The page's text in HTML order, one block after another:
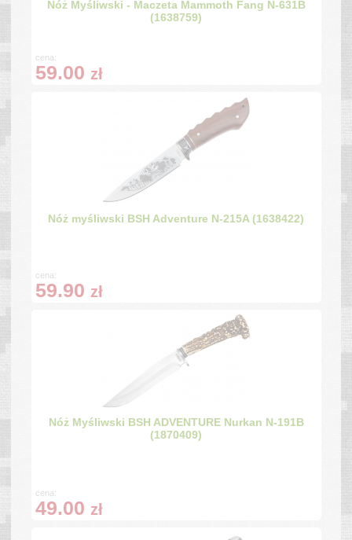
Nóż Myśliwski - Maczeta Mammoth Fang N-631B
(1638759)
cena:
59.00 zł
Nóż myśliwski BSH Adventure N-215A (1638422)
cena:
59.90 zł
Nóż Myśliwski BSH ADVENTURE Nurkan N-191B
(1870409)
cena:
49.00 zł